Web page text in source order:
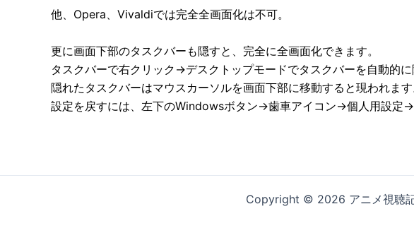
他、Opera、Vivaldiでは完全全画面化は不可。
更に画面下部のタスクバーも隠すと、完全に全画面化できます。
タスクバーで右クリック→デスクトップモードでタスクバーを自動的に
隠れたタスクバーはマウスカーソルを画面下部に移動すると現われます
設定を戻すには、左下のWindowsボタン→歯車アイコン→個人用設定→
Copyright © 2026 アニメ視聴